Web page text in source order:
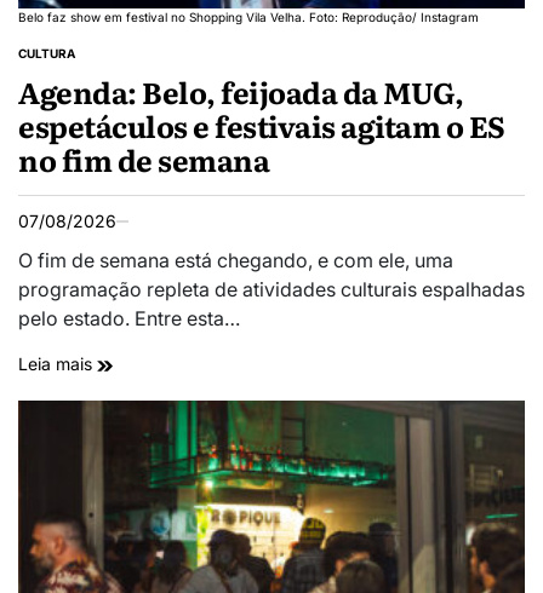
Belo faz show em festival no Shopping Vila Velha. Foto: Reprodução/ Instagram
CULTURA
Agenda: Belo, feijoada da MUG,
espetáculos e festivais agitam o ES
no fim de semana
07/08/2026
O fim de semana está chegando, e com ele, uma
programação repleta de atividades culturais espalhadas
pelo estado. Entre esta…
Leia mais